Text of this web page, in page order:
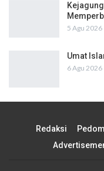
5 Agu 2026
Umat
6 Agu 2026
Redaksi